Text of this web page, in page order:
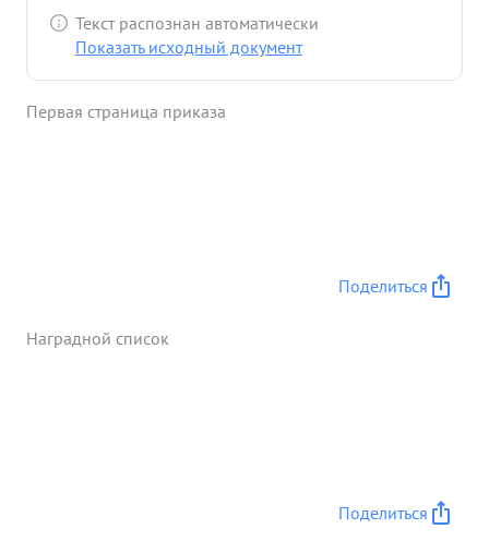
экипажа выскочивших из танка расстрелял из
автоматы. ...»
Текст распознан автоматически
Показать исходный документ
Первая страница приказа
Поделиться
Наградной список
Поделиться